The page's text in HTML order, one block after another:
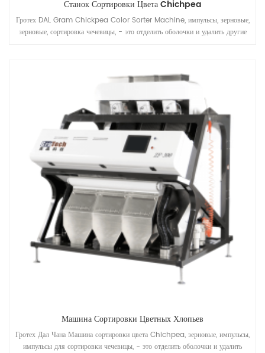
Станок Сортировки Цвета Chichpea
Гротех DAL Gram Chickpea Color Sorter Machine, импульсы, зерновые,
зерновые, сортировка чечевицы, - это отделить оболочки и удалить другие
Машина Сортировки Цветных Хлопьев
Гротех Дал Чана Машина сортировки цвета Chichpea, зерновые, импульсы,
импульсы для сортировки чечевицы, - это отделить оболочки и удалить